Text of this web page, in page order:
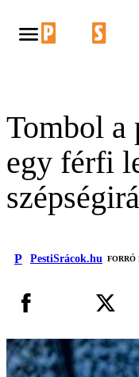
Tombol a
egy férfi
P PestiSrácok.hu FORRÓ